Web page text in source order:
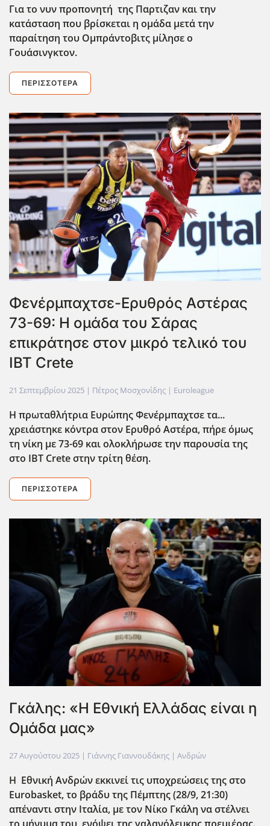
Για το νυν προπονητή της Παρτιζαν και την
κατάσταση που βρίσκεται η ομάδα μετά την
παραίτηση του Ομπράντοβιτς μίλησε ο
Γουάσινγκτον.
ΠΕΡΙΣΣΌΤΕΡΑ
Φενέρμπαχτσε-Ερυθρός Αστέρας
73-69: Η ομάδα του Σάρας
επικράτησε στον μικρό τελικό του
IBT Crete
21 Σεπτεμβρίου 2025 | Πέτρος Μοσχονίδης | Euroleague
Η πρωταθλήτρια Ευρώπης Φενέρμπαχτσε τα...
χρειάστηκε κόντρα στον Ερυθρό Αστέρα, πήρε όμως
τη νίκη με 73-69 και ολοκλήρωσε την παρουσία της
στο IBT Crete στην τρίτη θέση.
ΠΕΡΙΣΣΌΤΕΡΑ
Γκάλης: «Η Εθνική Ελλάδας είναι η
Ομάδα μας»
27 Αυγούστου 2025 | Γιάννης Γιαννουδάκης | Ανδρών
Η Εθνική Ανδρών εκκινεί τις υποχρεώσεις της στο
Eurobasket, το βράδυ της Πέμπτης (28/9, 21:30)
απέναντι στην Ιταλία, με τον Νίκο Γκάλη να στέλνει